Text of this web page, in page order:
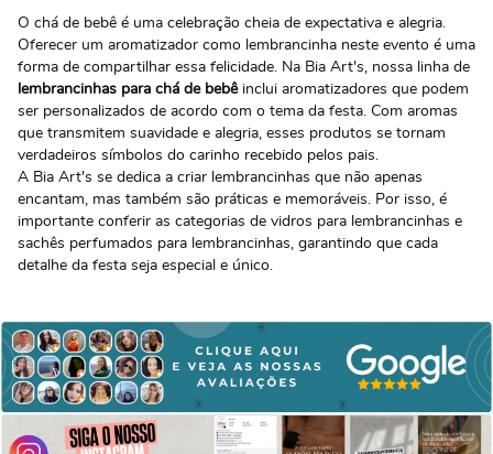
O chá de bebê é uma celebração cheia de expectativa e alegria.
Oferecer um aromatizador como lembrancinha neste evento é uma
forma de compartilhar essa felicidade. Na Bia Art's, nossa linha de
lembrancinhas para chá de bebêinclui aromatizadores que podem
ser personalizados de acordo com o tema da festa. Com aromas
que transmitem suavidade e alegria, esses produtos se tornam
verdadeiros símbolos do carinho recebido pelos pais.
A Bia Art's se dedica a criar lembrancinhas que não apenas
encantam, mas também são práticas e memoráveis. Por isso, é
importante conferir as categorias de vidros para lembrancinhas e
sachês perfumados para lembrancinhas, garantindo que cada
detalhe da festa seja especial e único.